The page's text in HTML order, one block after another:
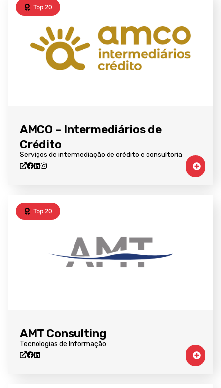
Top 20
AMCO – Intermediários de
Crédito
Serviços de intermediação de crédito e consultoria
Top 20
AMT Consulting
Tecnologias de Informação